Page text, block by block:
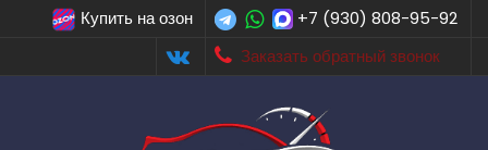
Купить на озон
+7 (930) 808-95-92
Заказать обратный звонок